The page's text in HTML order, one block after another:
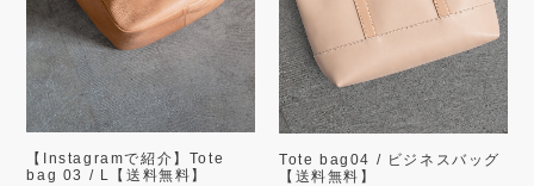
【Instagramで紹介】Tote
bag 03 / L【送料無料】
Tote bag04 / ビジネスバッグ
【送料無料】